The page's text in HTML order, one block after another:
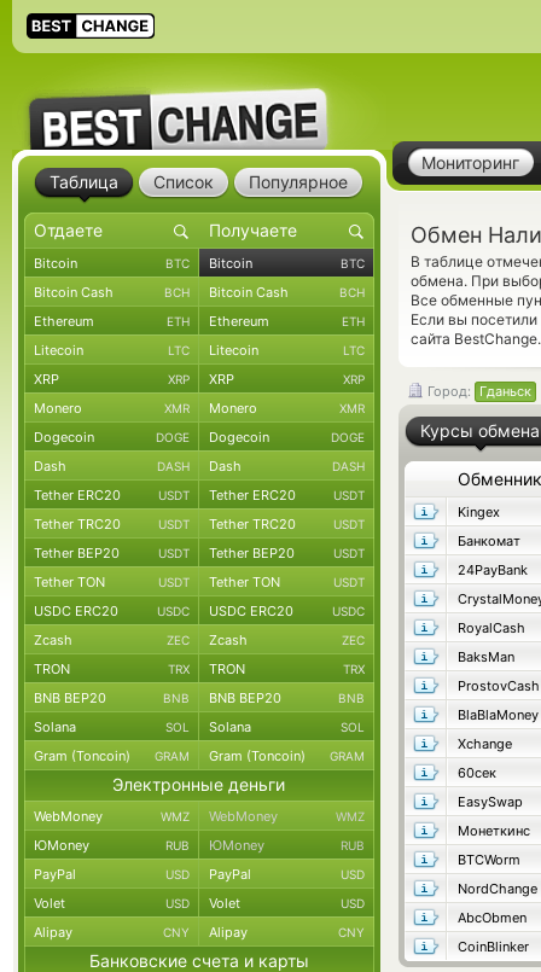
Мониторинг
Обмен
В таблице
обмена. При
Все обменные
Если вы
сайта BestChange.
Город: Гданьск
Курсы обмена
Обменник
Kingex
Банкомат
24PayBank
RoyalCash
BaksMan
ProstovCash
BlaBlaMoney
Xchange
60сек
EasySwap
Монеткинс
BTCWorm
NordChange
AbcObmen
CoinBlinker
Таблица Список Популярное
Bitcoin BTC Bitcoin BTC
Bitcoin Cash BCH Bitcoin Cash BCH
Ethereum ETH Ethereum ETH
Litecoin LTC Litecoin LTC
XRP XRP XRP XRP
Monero XMR Monero XMR
Dogecoin DOGE Dogecoin DOGE
Dash DASH Dash DASH
Tether ERC20 USDT Tether ERC20 USDT
Tether TRC20 USDT Tether TRC20 USDT
Tether BEP20 USDT Tether BEP20 USDT
Tether TON USDT Tether TON USDT
USDC ERC20 USDC USDC ERC20 USDC
Zcash ZEC Zcash ZEC
TRON TRX TRON TRX
BNB BEP20 BNB BNB BEP20 BNB
Solana SOL Solana SOL
Gram (Toncoin) GRAM Gram (Toncoin) GRAM
Электронные деньги
WebMoney WMZ WebMoney WMZ
ЮMoney RUB ЮMoney RUB
PayPal USD PayPal USD
Volet USD Volet USD
Alipay CNY Alipay CNY
Банковские счета и карты